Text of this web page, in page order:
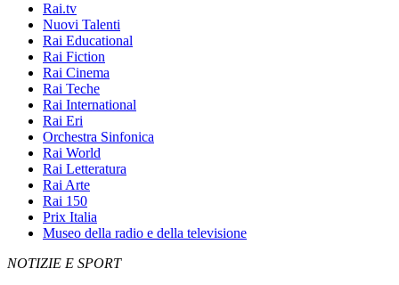
Rai.tv
Nuovi Talenti
Rai Educational
Rai Fiction
Rai Cinema
Rai Teche
Rai International
Rai Eri
Orchestra Sinfonica
Rai World
Rai Letteratura
Rai Arte
Rai 150
Prix Italia
Museo della radio e della televisione
NOTIZIE E SPORT